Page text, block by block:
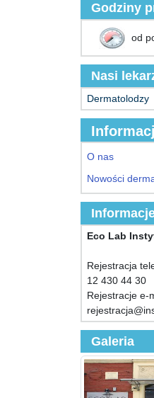
Godziny
od
Nasi
Dermatolodzy
O nas
Nowości
Eco Lab
Rejestracja
12 430 44 30
Rejestracje e-
Galeria